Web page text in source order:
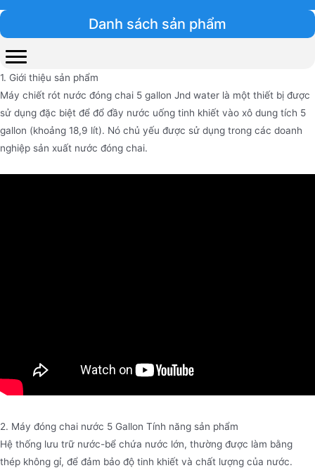
1. Giới thiệu sản phẩm
Máy chiết rót nước đóng chai 5 gallon Jnd water là một thiết bị được
sử dụng đặc biệt để đổ đầy nước uống tinh khiết vào xô dung tích 5
gallon (khoảng 18,9 lít). Nó chủ yếu được sử dụng trong các doanh
nghiệp sản xuất nước đóng chai.
2. Máy đóng chai nước 5 Gallon Tính năng sản phẩm
Hệ thống lưu trữ nước-bể chứa nước lớn, thường được làm bằng
thép không gỉ, để đảm bảo độ tinh khiết và chất lượng của nước.
Danh sách sản phẩm